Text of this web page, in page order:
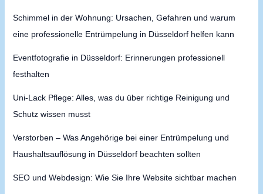
Schimmel in der Wohnung: Ursachen, Gefahren und warum
eine professionelle Entrümpelung in Düsseldorf helfen kann
Eventfotografie in Düsseldorf: Erinnerungen professionell
festhalten
Uni-Lack Pflege: Alles, was du über richtige Reinigung und
Schutz wissen musst
Verstorben – Was Angehörige bei einer Entrümpelung und
Haushaltsauflösung in Düsseldorf beachten sollten
SEO und Webdesign: Wie Sie Ihre Website sichtbar machen